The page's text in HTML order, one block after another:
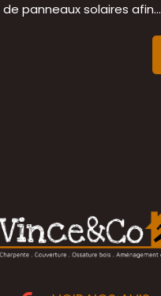
panneaux solaires afin...